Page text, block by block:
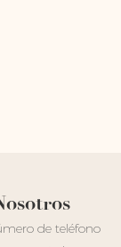
de teléfono